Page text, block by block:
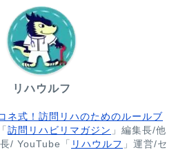
リハウルフ
ネ式！訪問リハのためのルールブ
訪問リハビリマガジン 」編集長/他
/ YouTube「 リハウルフ 」運営/セ